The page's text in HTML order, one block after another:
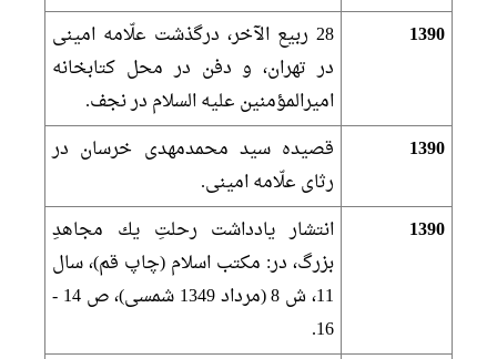
1390
28 ربيع الآخر، درگذشت علّامه امينى
در تهران، و دفن در محل كتابخانه
اميرالمؤمنين عليه السلام در نجف.
1390
قصيده سيد محمدمهدى خرسان در
رثاى علّامه امينى.
1390
انتشار يادداشت رحلتِ يك مجاهدِ
بزرگ، در: مكتب اسلام (چاپ قم)، سال
11، ش 8 (مرداد 1349 شمسى)، ص 14 -
16.